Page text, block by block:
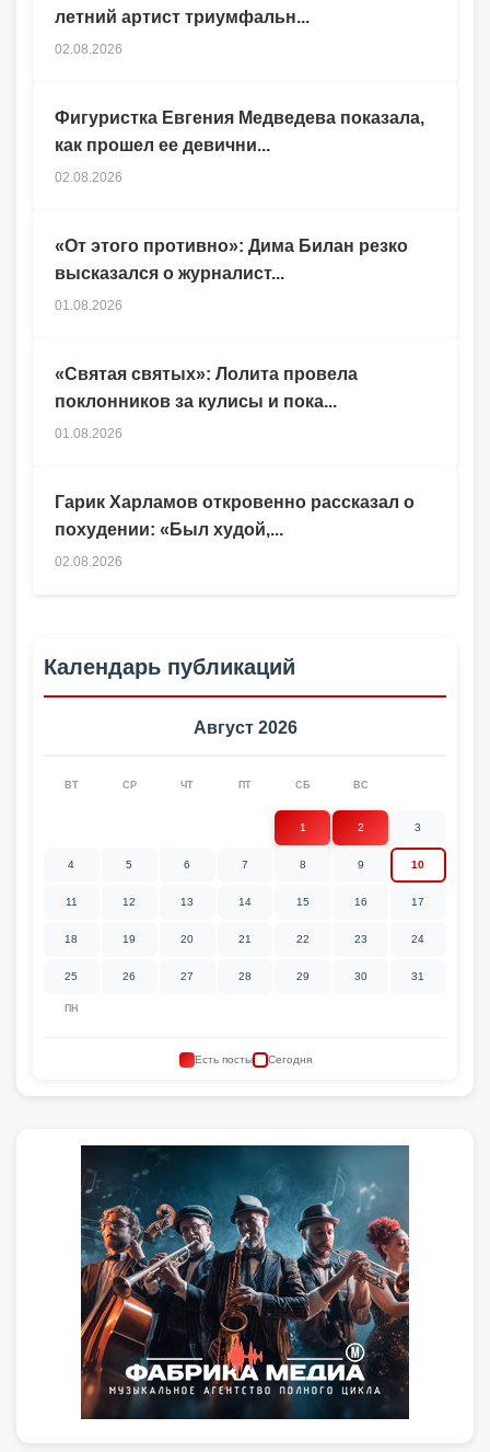
Гарик Харламов откровенно рассказал о
похудении: «Был худой,...
02.08.2026
летний артист триумфальн...
02.08.2026
Фигуристка Евгения Медведева показала,
как прошел ее девични...
02.08.2026
«От этого противно»: Дима Билан резко
высказался о журналист...
01.08.2026
«Святая святых»: Лолита провела
поклонников за кулисы и пока...
01.08.2026
Календарь публикаций
Август 2026
ПН
ВТ СР ЧТ ПТ СБ ВС
1 2 3
4 5 6 7 8 9 10
11 12 13 14 15 16 17
18 19 20 21 22 23 24
25 26 27 28 29 30 31
Есть посты Сегодня